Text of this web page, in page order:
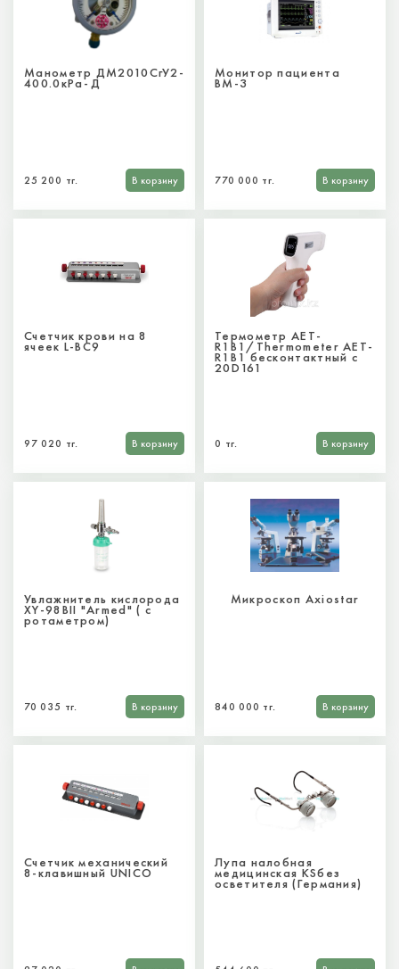
Манометр ДМ2010СгУ2-
400.0кРа-Д
25 200 тг. В корзину
Монитор пациента
ВМ-3
770 000 тг. В корзину
Счетчик крови на 8
ячеек L-BC9
97 020 тг. В корзину
Термометр AET-
R1B1/Thermometer AET-
R1B1 бесконтактный с
20D161
0 тг. В корзину
Увлажнитель кислорода
XY-98BII "Armed" ( с
ротаметром)
70 035 тг. В корзину
Микроскоп Axiostar
840 000 тг. В корзину
Счетчик механический
8-клавишный UNICO
Лупа налобная
медицинская KSбез
осветителя (Германия)